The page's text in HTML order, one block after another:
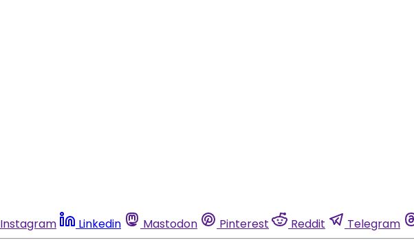
Instagram Linkedin Mastodon Pinterest Reddit Telegram